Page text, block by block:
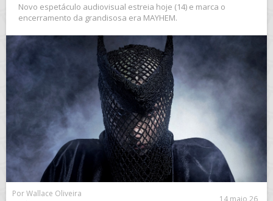
Novo espetáculo audiovisual estreia hoje (14) e marca o
encerramento da grandisosa era MAYHEM.
Por Wallace Oliveira
14 maio 26